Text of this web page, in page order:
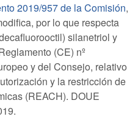
2019/957 de la Comisión,
por lo que respecta
silanetriol y
(CE) nº
y del Consejo, relativo
y la restricción de
(REACH). DOUE